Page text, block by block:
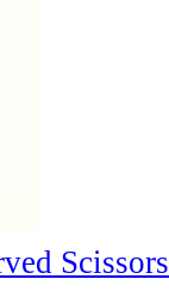
Scissors